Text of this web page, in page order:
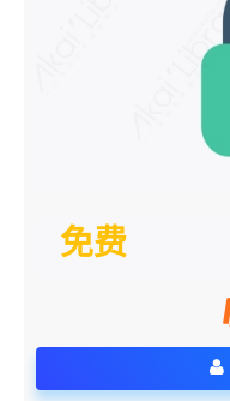
免费